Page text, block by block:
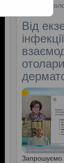
та
Від
Запрошуємо